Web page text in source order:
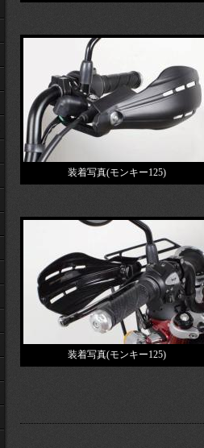
装着写真(モンキー125)
装着写真(モンキー125)